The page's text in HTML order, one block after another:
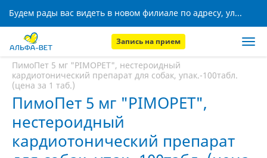
Будем рады вас видеть в новом филиале по адресу, ул. Кижеватова, 8!
Запись на прием
Главная
ПимоПет 5 мг "PIMOPET", нестероидный
кардиотонический препарат для собак, упак.-100табл.
(цена за 1 таб.)
ПимоПет 5 мг "PIMOPET",
нестероидный
кардиотонический препарат